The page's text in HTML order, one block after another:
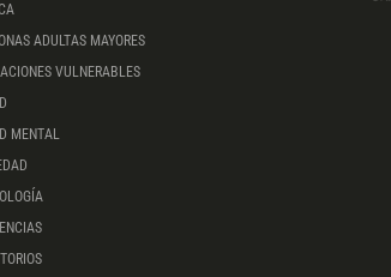
ADULTAS MAYORES
VULNERABLES
MENTAL